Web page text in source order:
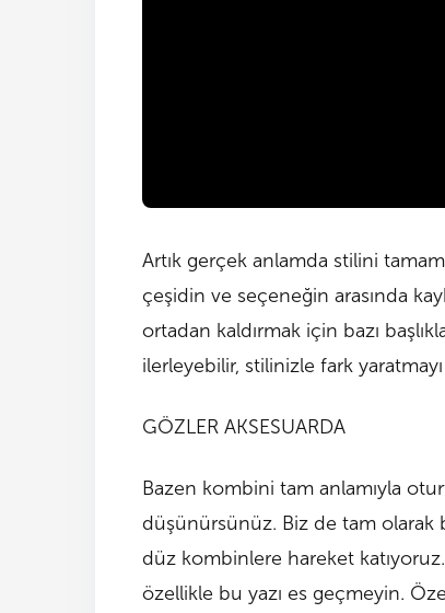
Artık gerçek anlamda stilini
çeşidin ve seçeneğin arasında
ortadan kaldırmak için bazı
ilerleyebilir, stilinizle fark
GÖZLER AKSESUARDA
Bazen kombini tam anlamıyla
düşünürsünüz. Biz de tam olarak
düz kombinlere hareket
özellikle bu yazı es geçmeyin.